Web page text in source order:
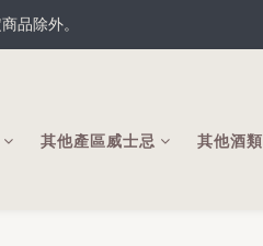
或供應令人醺醉的酒類。
輕鬆獲取積分，積分更可當錢用。
或供應令人醺醉的酒類。
其他產區威士忌 其他酒類